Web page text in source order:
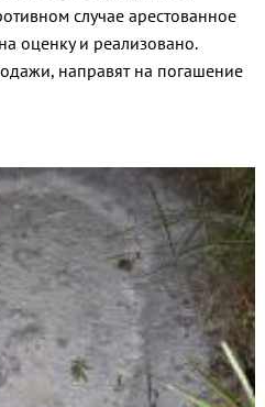
случае арестованное
оценку и реализовано.
направят на погашение